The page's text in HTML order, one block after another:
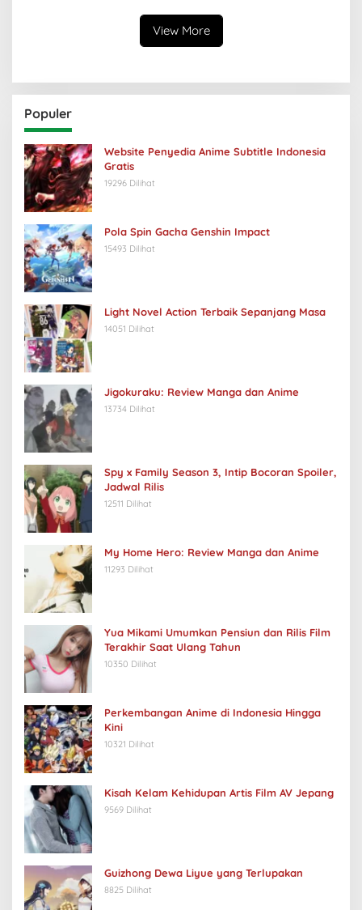
View More
Populer
Website Penyedia Anime Subtitle Indonesia
Gratis
19296 Dilihat
Pola Spin Gacha Genshin Impact
15493 Dilihat
Light Novel Action Terbaik Sepanjang Masa
14051 Dilihat
Jigokuraku: Review Manga dan Anime
13734 Dilihat
Spy x Family Season 3, Intip Bocoran Spoiler,
Jadwal Rilis
12511 Dilihat
My Home Hero: Review Manga dan Anime
11293 Dilihat
Yua Mikami Umumkan Pensiun dan Rilis Film
Terakhir Saat Ulang Tahun
10350 Dilihat
Perkembangan Anime di Indonesia Hingga
Kini
10321 Dilihat
Kisah Kelam Kehidupan Artis Film AV Jepang
9569 Dilihat
Guizhong Dewa Liyue yang Terlupakan
8825 Dilihat